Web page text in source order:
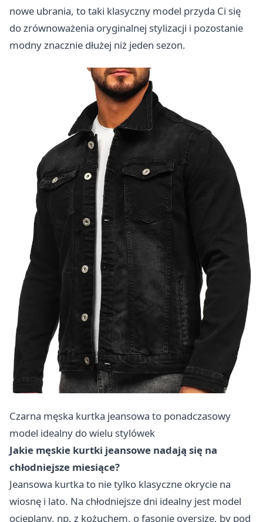
nowe ubrania, to taki klasyczny model przyda Ci się
do zrównoważenia oryginalnej stylizacji i pozostanie
modny znacznie dłużej niż jeden sezon.
Czarna męska kurtka jeansowa to ponadczasowy
model idealny do wielu stylówek
Jakie męskie kurtki jeansowe nadają się na
chłodniejsze miesiące?
Jeansowa kurtka to nie tylko klasyczne okrycie na
wiosnę i lato. Na chłodniejsze dni idealny jest model
ocieplany, np. z kożuchem, o fasonie oversize, by pod